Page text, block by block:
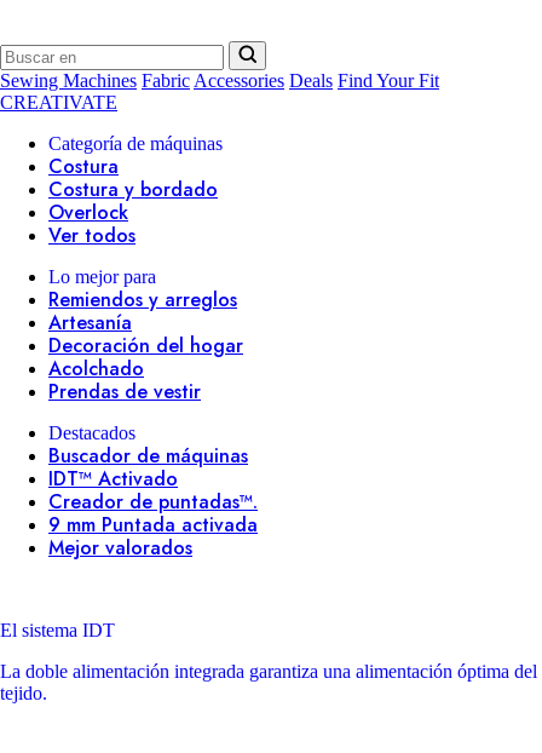
Sewing Machines Fabric Accessories Deals Find Your Fit
CREATIVATE
Categoría de máquinas
Costura
Costura y bordado
Overlock
Ver todos
Lo mejor para
Remiendos y arreglos
Artesanía
Decoración del hogar
Acolchado
Prendas de vestir
Destacados
Buscador de máquinas
IDT™ Activado
Creador de puntadas™.
9 mm Puntada activada
Mejor valorados
El sistema IDT
La doble alimentación integrada garantiza una alimentación óptima del
tejido.